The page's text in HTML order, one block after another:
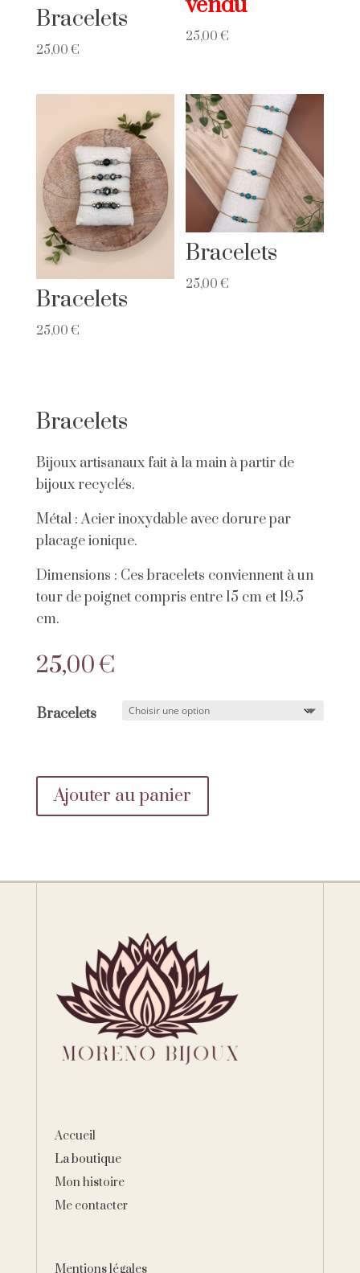
Bracelets
25,00 €
25,00€
Bracelets
25,00 €
Bracelets
25,00€
Bracelets
Bijoux artisanaux fait à la main à partir de
bijoux recyclés.
Métal : Acier inoxydable avec dorure par
placage ionique.
Dimensions : Ces bracelets conviennent à un
tour de poignet compris entre 15 cm et 19.5
cm.
25,00€
Bracelets
Ajouter au panier
Accueil
La boutique
Mon histoire
Me contacter
Mentions légales